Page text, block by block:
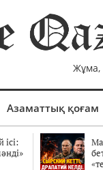
Жұма,
Азаматтық қоғам